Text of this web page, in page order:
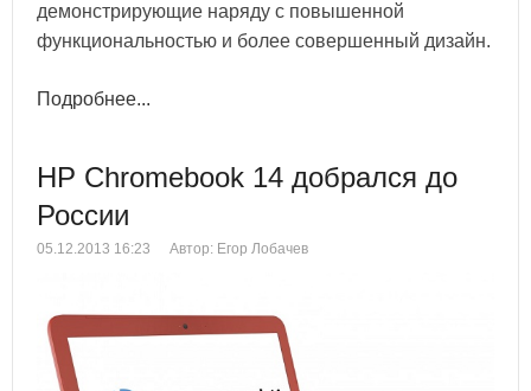
демонстрирующие наряду с повышенной
функциональностью и более совершенный дизайн.
Подробнее...
HP Chromebook 14 добрался до
России
05.12.2013 16:23 Автор: Егор Лобачев